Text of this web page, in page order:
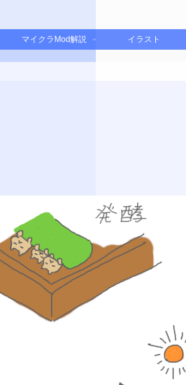
マイクラMod解説 イラスト